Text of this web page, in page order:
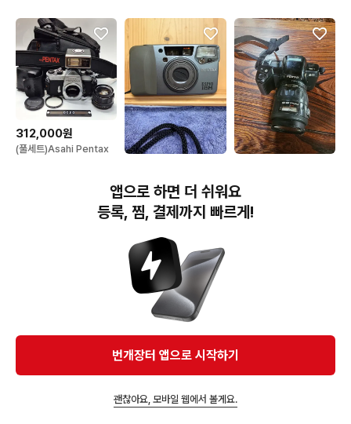
312,000원
(풀세트)Asahi Pentax
펜탁스 에스피오115M,필
름카메라,외관&작동굿
80mm 렌즈 포함
번개장터(주) 사업자정보, 이용약관 및 기타 법적고지
번개장터㈜는 통신판매중개자이며, 통신판매의 당사자가 아닙니다. 전자상거래 등에서의
소비자보호에 관한 법률 등 관련 법령 및 번개장터㈜의 약관에 따라 상품, 상품정보, 거래에 관한 책임은
개별 판매자에게 귀속하고, 번개장터㈜는 원칙적으로 회원간 거래에 대하여 책임을 지지 않습니다.
다만, 번개장터㈜가 직접 판매하는 상품에 대한 책임은 번개장터㈜에게 귀속합니다.
APP 다운로드
앱으로 하면 더 쉬워요
등록, 찜, 결제까지 빠르게!
번개장터 앱으로 시작하기
괜찮아요, 모바일 웹에서 볼게요.